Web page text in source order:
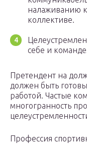
налаживанию
коллективе.
себе и
Претендент на
должен быть
работой. Частые
многогранность
Профессия